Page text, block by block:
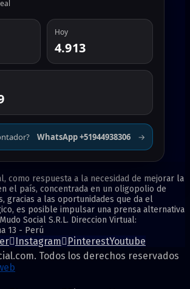
Hoy
4.913
WhatsApp +51944938306 →
como respuesta a la necesidad de mejorar la
el país, concentrada en un oligopolio de
gracias a las oportunidades que da el
es posible impulsar una prensa alternativa
Social S.R.L. Direccion Virtual:
13 - Perú
Instagram PinterestYoutube
Todos los derechos reservados